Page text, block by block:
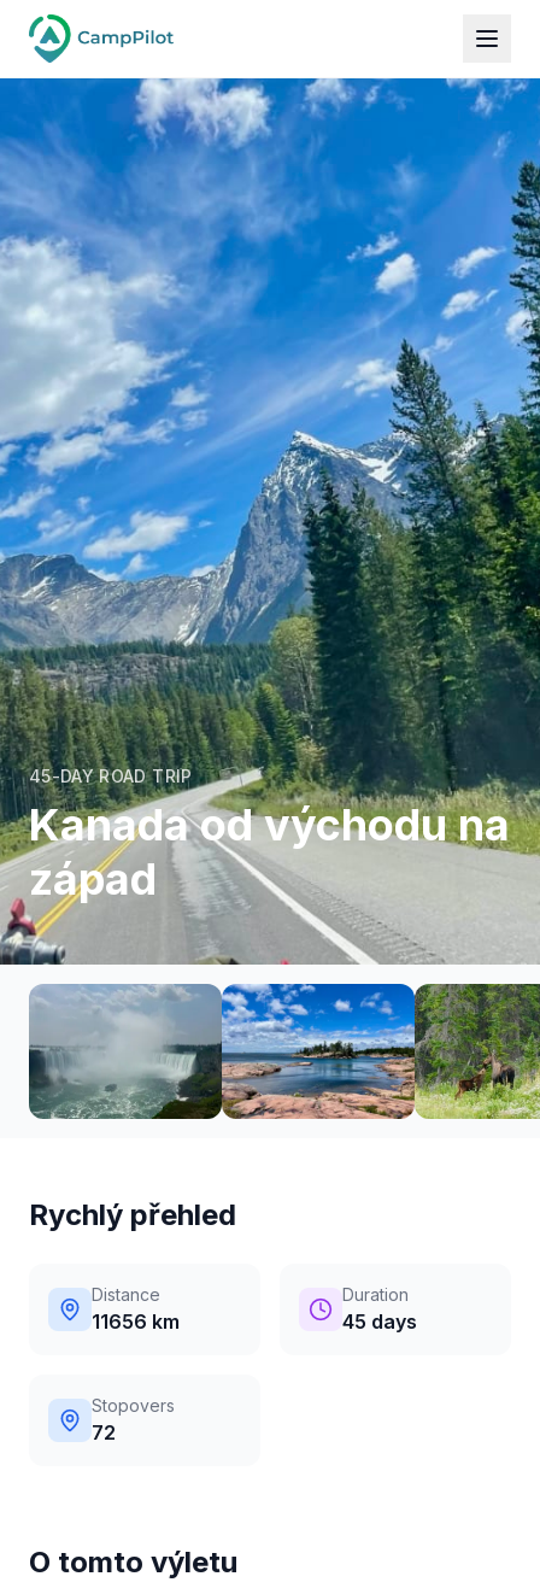
45-DAY ROAD TRIP
Kanada od východu na
západ
Rychlý přehled
Distance
11656 km
Duration
45 days
Stopovers
72
O tomto výletu